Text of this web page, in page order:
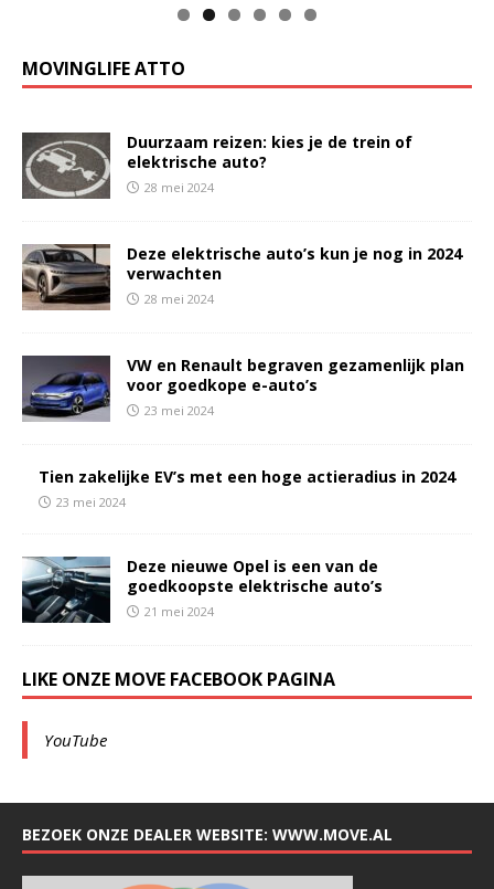
MOVINGLIFE ATTO
Duurzaam reizen: kies je de trein of
elektrische auto?
28 mei 2024
Deze elektrische auto’s kun je nog in 2024
verwachten
28 mei 2024
VW en Renault begraven gezamenlijk plan
voor goedkope e-auto’s
23 mei 2024
Tien zakelijke EV’s met een hoge actieradius in 2024
23 mei 2024
Deze nieuwe Opel is een van de
goedkoopste elektrische auto’s
21 mei 2024
LIKE ONZE MOVE FACEBOOK PAGINA
YouTube
BEZOEK ONZE DEALER WEBSITE: WWW.MOVE.AL